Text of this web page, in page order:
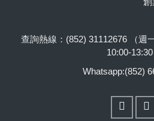
查詢熱線：(852) 31112676 （週
10:00-13:30
Whatsapp:(852)